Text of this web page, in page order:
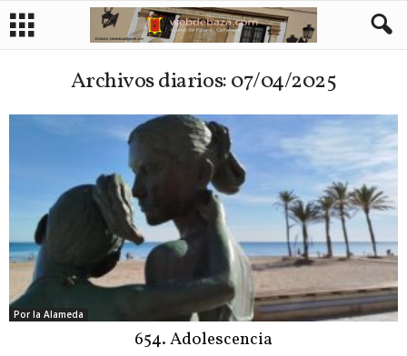
Archivos diarios: 07/04/2025
Por la Alameda
654. Adolescencia